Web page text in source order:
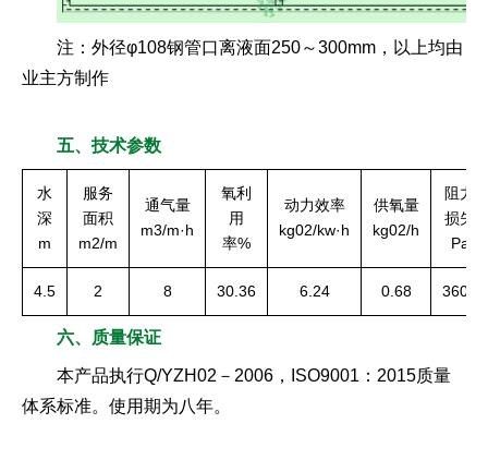
注：外径φ108钢管口离液面250～300mm，以上均由
业主方制作
五、技术参数
水
深
m
服务
面积
m2/m
通气量
m3/m·h
氧利
用
率%
动力效率
kg02/kw·h
供氧量
kg02/h
阻力
损失
Pa
4.5 2 8 30.36 6.24 0.68 3600
六、质量保证
本产品执行Q/YZH02－2006，ISO9001：2015质量
体系标准。使用期为八年。